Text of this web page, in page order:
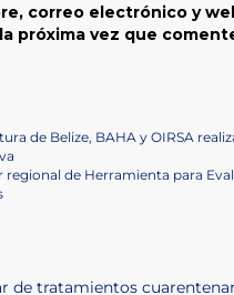
correo electrónico y
próxima vez que
de Belize, BAHA y OIRSA
regional de Herramienta para
de tratamientos